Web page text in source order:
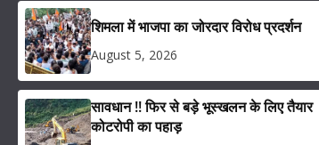
शिमला में भाजपा का जोरदार विरोध प्रदर्शन
August 5, 2026
सावधान !! फिर से बड़े भूस्खलन के लिए तैयार
कोटरोपी का पहाड़